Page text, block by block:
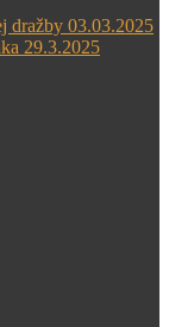
dražby 03.03.2025
29.3.2025